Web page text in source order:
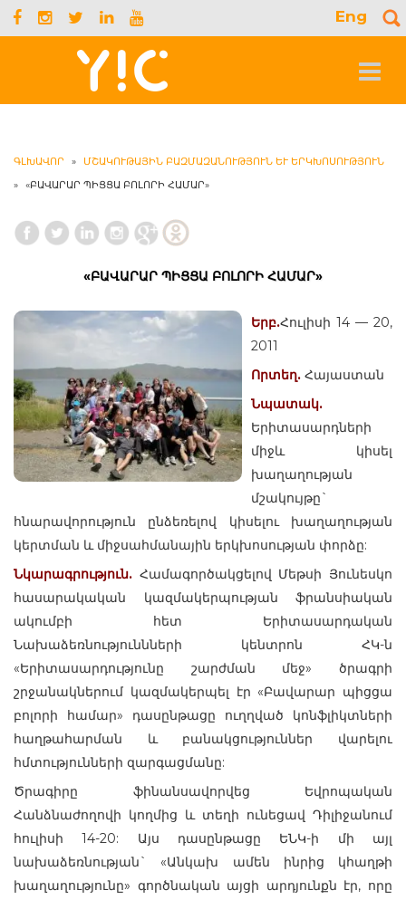
Eng
Toggle
ԳԼԽԱՎՈՐ »
ՄՇԱԿՈՒԹԱՅԻՆ ԲԱԶՄԱԶԱՆՈՒԹՅՈՒՆ ԵՒ ԵՐԿԽՈՍՈՒԹՅՈՒՆ
» «ԲԱՎԱՐԱՐ ՊԻՑՑԱ ԲՈԼՈՐԻ ՀԱՄԱՐ»
«ԲԱՎԱՐԱՐ ՊԻՑՑԱ ԲՈԼՈՐԻ ՀԱՄԱՐ»
Երբ.Հուլիսի 14 — 20,
2011
Որտեղ. Հայաստան
Նպատակ.
Երիտասարդների
միջև կիսել
խաղաղության
մշակույթը`
հնարավորություն ընձեռելով կիսելու խաղաղության
կերտման և միջսահմանային երկխոսության փորձը:
Նկարագրություն. Համագործակցելով Մեթսի Յունեսկո
հասարակական կազմակերպության ֆրանսիական
ակումբի հետ Երիտասարդական
Նախաձեռնություննների կենտրոն ՀԿ-ն
«Երիտասարդությունը շարժման մեջ» ծրագրի
շրջանակներում կազմակերպել էր «Բավարար պիցցա
բոլորի համար» դասընթացը ուղղված կոնֆլիկտների
հաղթահարման և բանակցություններ վարելու
հմտությունների զարգացմանը:
Ծրագիրը ֆինանսավորվեց Եվրոպական
Հանձնաժողովի կողմից և տեղի ունեցավ Դիլիջանում
հուլիսի 14-20: Այս դասընթացը ԵՆԿ-ի մի այլ
նախաձեռնության` «Անկախ ամեն ինրից կհաղթի
խաղաղությունը» գործնական այցի արդյունքն էր, որը